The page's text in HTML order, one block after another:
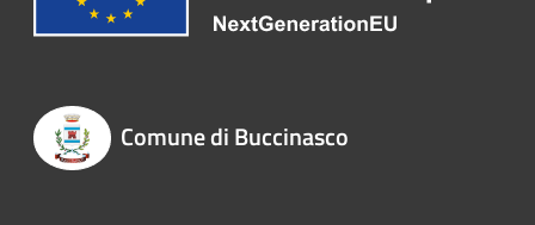
Comune di Buccinasco